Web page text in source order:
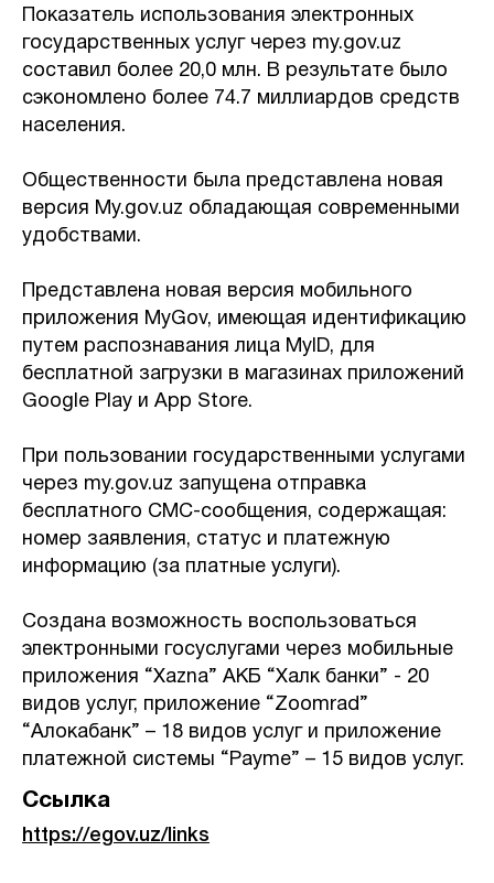
Показатель использования электронных
государственных услуг через my.gov.uz
составил более 20,0 млн. В результате было
сэкономлено более 74.7 миллиардов средств
населения.
Общественности была представлена новая
версия My.gov.uz обладающая современными
удобствами.
Представлена новая версия мобильного
приложения MyGov, имеющая идентификацию
путем распознавания лица MyID, для
бесплатной загрузки в магазинах приложений
Google Play и App Store.
При пользовании государственными услугами
через my.gov.uz запущена отправка
бесплатного СМС-сообщения, содержащая:
номер заявления, статус и платежную
информацию (за платные услуги).
Создана возможность воспользоваться
электронными госуслугами через мобильные
приложения “Xazna” АКБ “Халк банки” - 20
видов услуг, приложение “Zoomrad”
“Алокабанк” – 18 видов услуг и приложение
платежной системы “Payme” – 15 видов услуг.
Ссылка
https://egov.uz/links